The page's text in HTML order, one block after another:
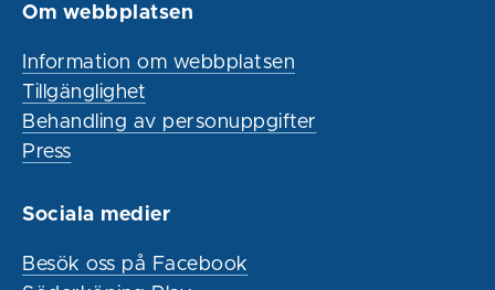
Om webbplatsen
Information om webbplatsen
Tillgänglighet
Behandling av personuppgifter
Press
Sociala medier
Besök oss på Facebook